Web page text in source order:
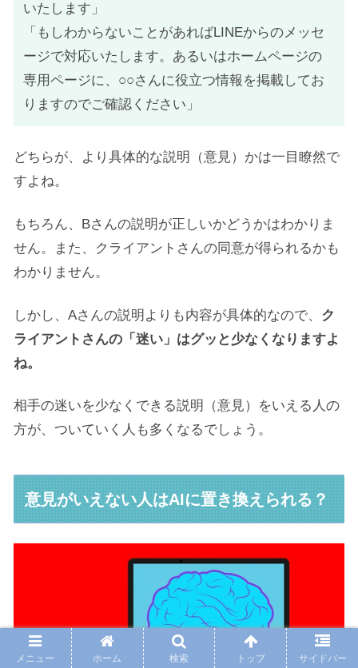
いたします」
「もしわからないことがあればLINEからのメッセ
ージで対応いたします。あるいはホームページの
専用ページに、○○さんに役立つ情報を掲載してお
りますのでご確認ください」
どちらが、より具体的な説明（意見）かは一目瞭然で
すよね。
もちろん、Bさんの説明が正しいかどうかはわかりま
せん。また、クライアントさんの同意が得られるかも
わかりません。
しかし、Aさんの説明よりも内容が具体的なので、 ク
ライアントさんの「迷い」はグッと少なくなりますよ
ね。
相手の迷いを少なくできる説明（意見）をいえる人の
方が、ついていく人も多くなるでしょう。
意見がいえない人はAIに置き換えられる？
メニュー ホーム 検索 トップ サイドバー